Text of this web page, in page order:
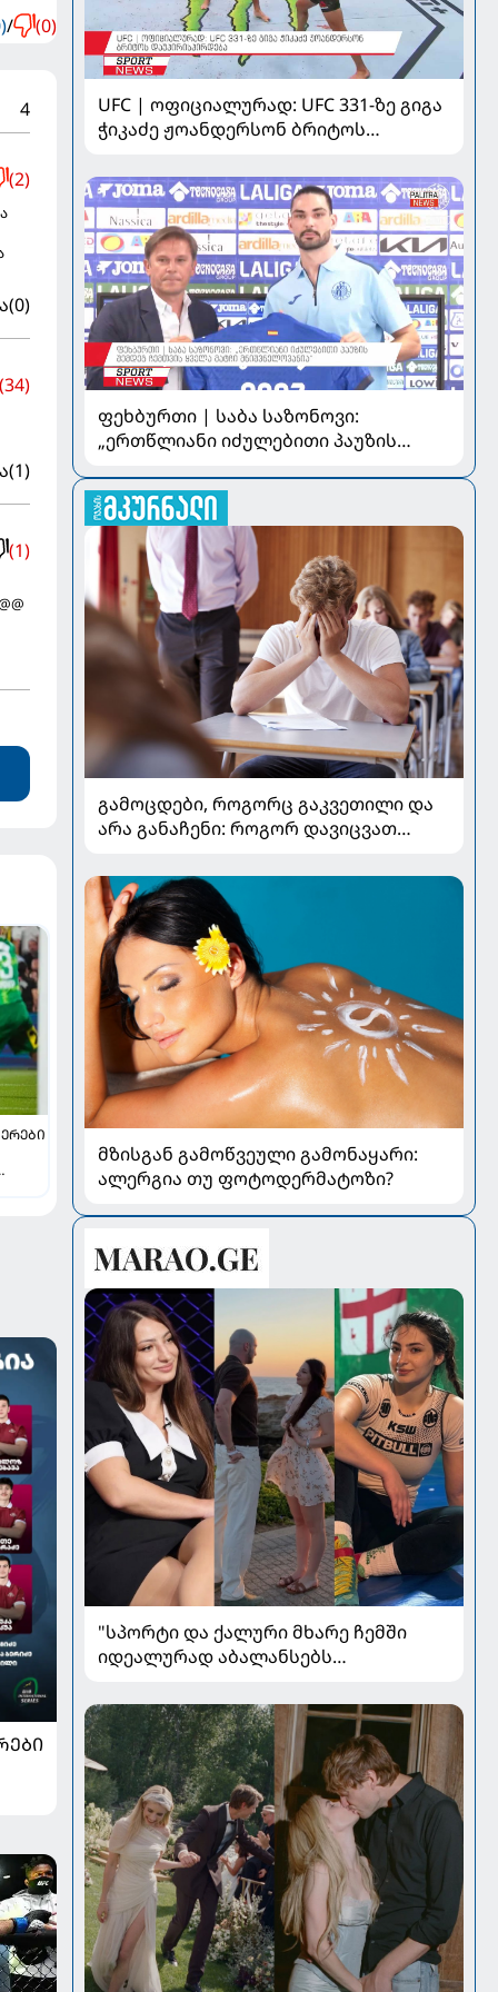
/ (0)
4
(2)
(0)
(1)
(1)
UFC | ოფიციალურად: UFC 331-ზე გიგა
ჭიკაძე ჟოანდერსონ ბრიტოს
ფეხბურთი | საბა საზონოვი:
„ერთწლიანი იძულებითი პაუზის
მნიშვნელოვანია“
გამოცდები, როგორც გაკვეთილი და
არა განაჩენი: როგორ დავიცვათ
მომავალი
მზისგან გამოწვეული გამონაყარი:
ალერგია თუ ფოტოდერმატოზი?
"სპორტი და ქალური მხარე ჩემში
იდეალურად აბალანსებს
მეუღლეზე, მომავლის გეგმებსა და
სიყვარულზე